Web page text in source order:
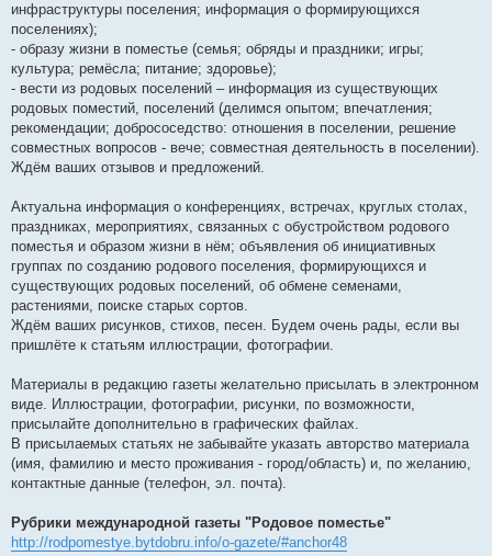
инфраструктуры поселения; информация о формирующихся
поселениях);
- образу жизни в поместье (семья; обряды и праздники; игры;
культура; ремёсла; питание; здоровье);
- вести из родовых поселений – информация из существующих
родовых поместий, поселений (делимся опытом; впечатления;
рекомендации; добрососедство: отношения в поселении, решение
совместных вопросов - вече; совместная деятельность в поселении).
Ждём ваших отзывов и предложений.
Актуальна информация о конференциях, встречах, круглых столах,
праздниках, мероприятиях, связанных с обустройством родового
поместья и образом жизни в нём; объявления об инициативных
группах по созданию родового поселения, формирующихся и
существующих родовых поселений, об обмене семенами,
растениями, поиске старых сортов.
Ждём ваших рисунков, стихов, песен. Будем очень рады, если вы
пришлёте к статьям иллюстрации, фотографии.
Материалы в редакцию газеты желательно присылать в электронном
виде. Иллюстрации, фотографии, рисунки, по возможности,
присылайте дополнительно в графических файлах.
В присылаемых статьях не забывайте указать авторство материала
(имя, фамилию и место проживания - город/область) и, по желанию,
контактные данные (телефон, эл. почта).
Рубрики международной газеты "Родовое поместье"
http://rodpomestye.bytdobru.info/o-gazete/#anchor48